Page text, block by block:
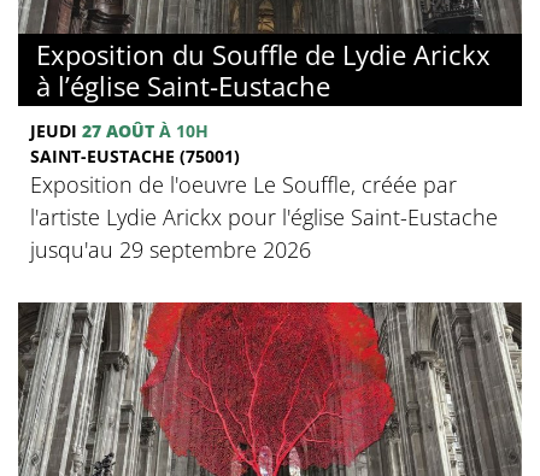
Exposition du Souffle de Lydie Arickx
à l’église Saint-Eustache
JEUDI 27 AOÛT À 10H
SAINT-EUSTACHE (75001)
Exposition de l'oeuvre Le Souffle, créée par
l'artiste Lydie Arickx pour l'église Saint-Eustache
jusqu'au 29 septembre 2026